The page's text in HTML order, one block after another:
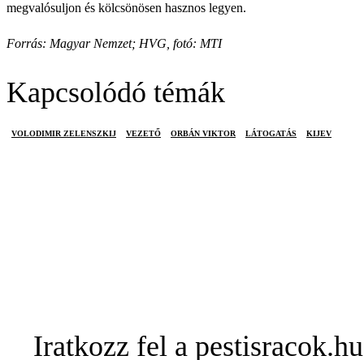
megvalósuljon és kölcsönösen hasznos legyen.
Forrás: Magyar Nemzet; HVG, fotó: MTI
Kapcsolódó témák
VOLODIMIR ZELENSZKIJ VEZETŐ ORBÁN VIKTOR LÁTOGATÁS KIJEV
Iratkozz fel a pestisracok.hu